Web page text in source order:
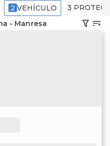
2 VEHÍCULO 3
- Manresa